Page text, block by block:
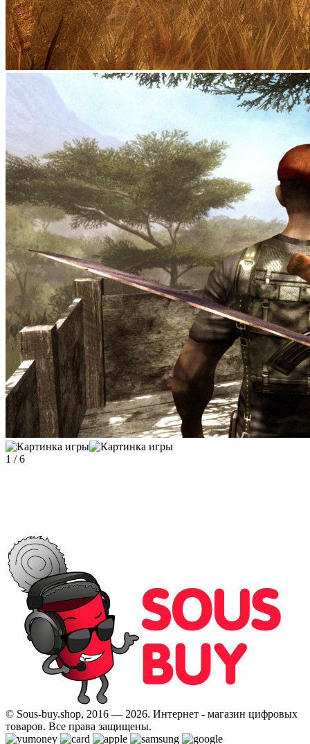
1 /6
© Sous-buy.shop, 2016 — 2026. Интернет - магазин цифровых
товаров. Все права защищены.